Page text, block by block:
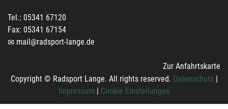
Tel.: 05341 67120
Fax: 05341 67154
mail@radsport-lange.de
Zur Anfahrtskarte
Copyright © Radsport Lange. All rights reserved. Datenschutz|
Impressum
Cookie Einstellungen